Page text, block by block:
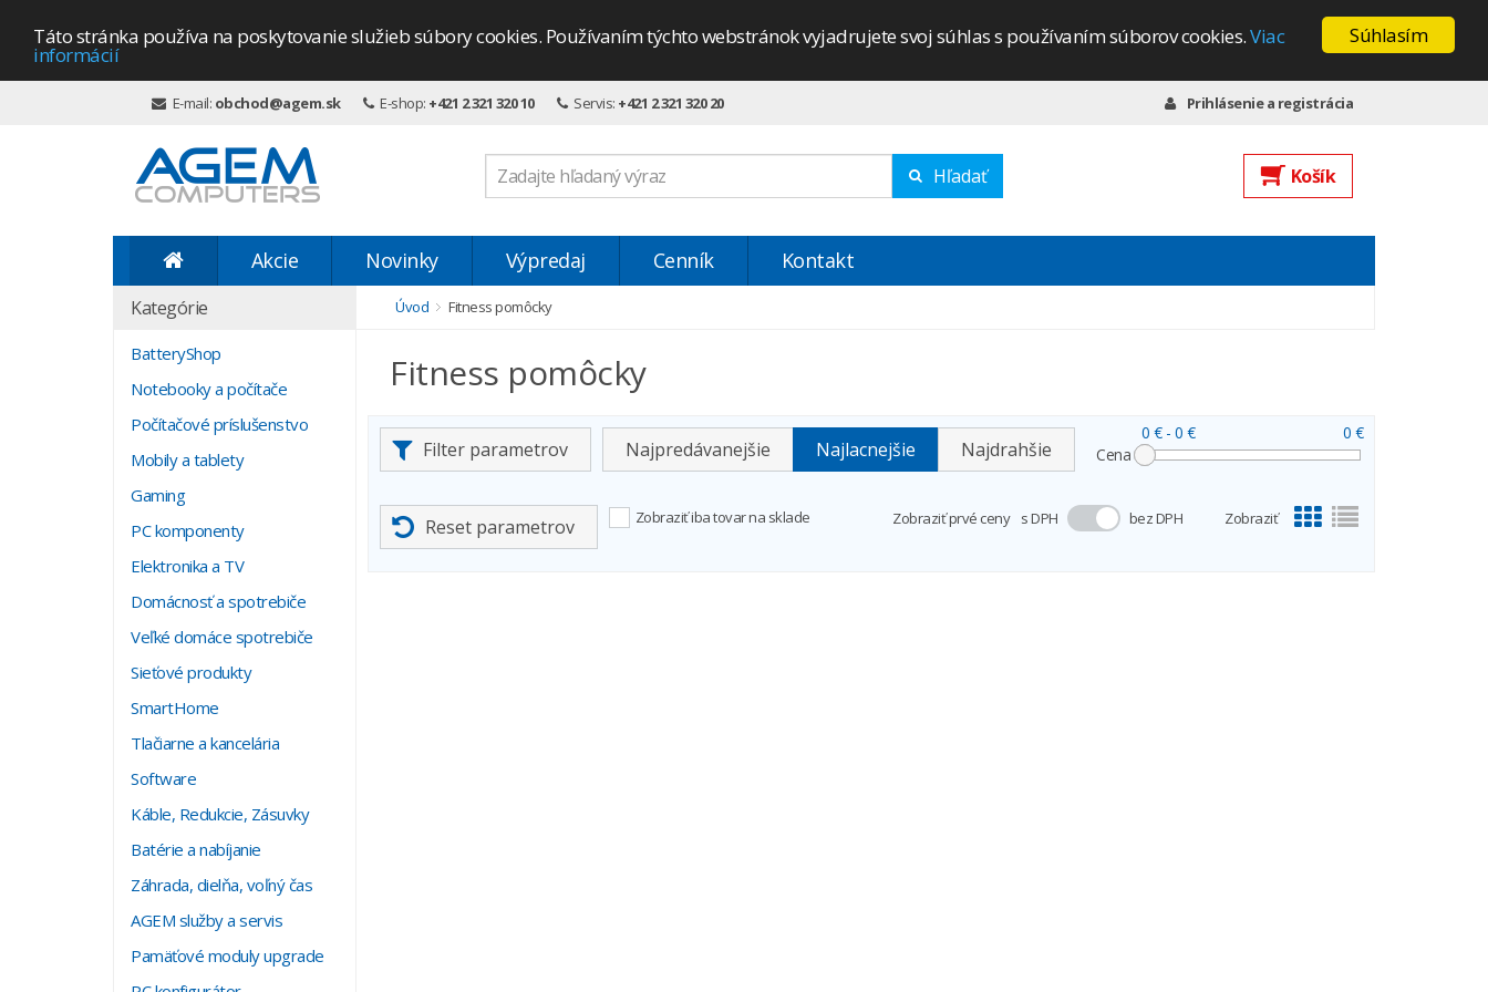
Súhlasím
Táto stránka používa na poskytovanie služieb súbory cookies. Používaním týchto webstránok vyjadrujete svoj súhlas s používaním súborov cookies.Viac
informácií
E-mail: obchod@agem.sk E-shop: +421 2 321 320 10 Servis: +421 2 321 320 20 Prihlásenie a registrácia
Hľadať Košík
Akcie Novinky Výpredaj Cenník Kontakt
Kategórie
BatteryShop
Notebooky a počítače
Počítačové príslušenstvo
Mobily a tablety
Gaming
PC komponenty
Elektronika a TV
Domácnosť a spotrebiče
Veľké domáce spotrebiče
Sieťové produkty
SmartHome
Tlačiarne a kancelária
Software
Káble, Redukcie, Zásuvky
Batérie a nabíjanie
Záhrada, dielňa, voľný čas
AGEM služby a servis
Pamäťové moduly upgrade
Úvod Fitness pomôcky
Fitness pomôcky
Filter parametrov Najpredávanejšie Najlacnejšie Najdrahšie Cena
0 €- 0 € 0 €
Reset parametrov Zobraziť iba tovar na sklade Zobraziť prvé ceny s DPH bez DPH Zobraziť